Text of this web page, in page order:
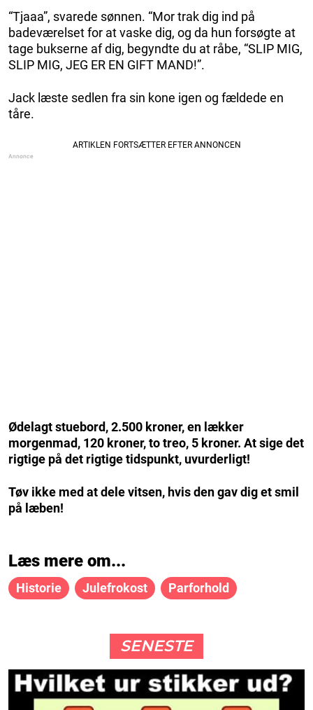
“Tjaaa”, svarede sønnen. “Mor trak dig ind på
badeværelset for at vaske dig, og da hun forsøgte at
tage bukserne af dig, begyndte du at råbe, “SLIP MIG,
SLIP MIG, JEG ER EN GIFT MAND!”.
Jack læste sedlen fra sin kone igen og fældede en
tåre.
Ødelagt stuebord, 2.500 kroner, en lækker
morgenmad, 120 kroner, to treo, 5 kroner. At sige det
rigtige på det rigtige tidspunkt, uvurderligt!
Tøv ikke med at dele vitsen, hvis den gav dig et smil
på læben!
Læs mere om...
Historie Julefrokost Parforhold
SENESTE